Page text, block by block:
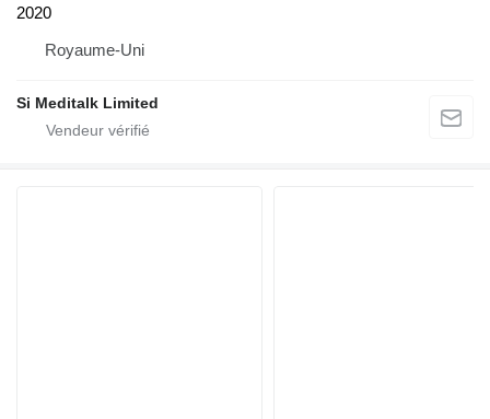
2020
Royaume-Uni
Si Meditalk Limited